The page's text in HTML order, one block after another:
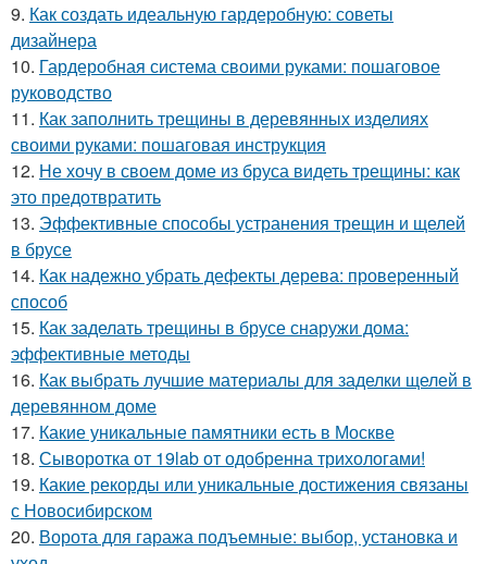
9. Как создать идеальную гардеробную: советы
дизайнера
10. Гардеробная система своими руками: пошаговое
руководство
11. Как заполнить трещины в деревянных изделиях
своими руками: пошаговая инструкция
12. Не хочу в своем доме из бруса видеть трещины: как
это предотвратить
13. Эффективные способы устранения трещин и щелей
в брусе
14. Как надежно убрать дефекты дерева: проверенный
способ
15. Как заделать трещины в брусе снаружи дома:
эффективные методы
16. Как выбрать лучшие материалы для заделки щелей в
деревянном доме
17. Какие уникальные памятники есть в Москве
18. Сыворотка от 19lab от одобренна трихологами!
19. Какие рекорды или уникальные достижения связаны
с Новосибирском
20. Ворота для гаража подъемные: выбор, установка и